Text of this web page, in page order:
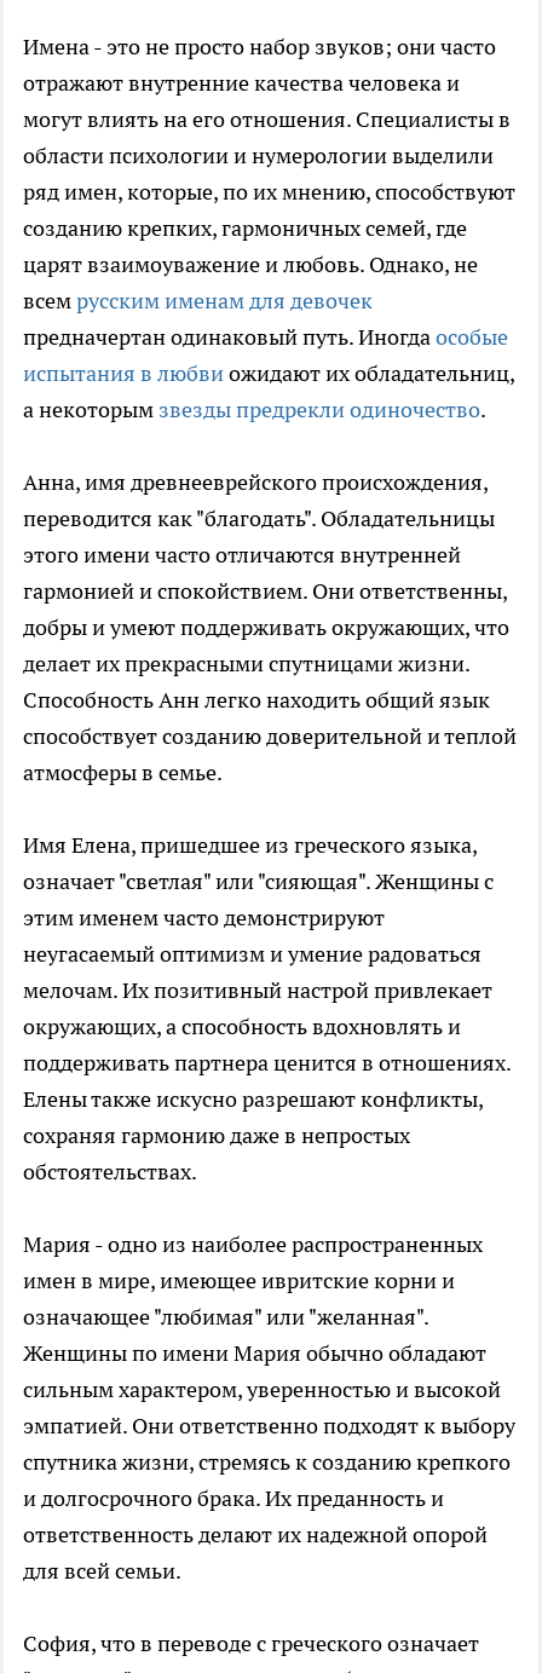
Имена - это не просто набор звуков; они часто
отражают внутренние качества человека и
могут влиять на его отношения. Специалисты в
области психологии и нумерологии выделили
ряд имен, которые, по их мнению, способствуют
созданию крепких, гармоничных семей, где
царят взаимоуважение и любовь. Однако, не
всемрусским именам для девочек
предначертан одинаковый путь. Иногдаособые
испытания в любвиожидают их обладательниц,
а некоторым звезды предрекли одиночество.
Анна, имя древнееврейского происхождения,
переводится как "благодать". Обладательницы
этого имени часто отличаются внутренней
гармонией и спокойствием. Они ответственны,
добры и умеют поддерживать окружающих, что
делает их прекрасными спутницами жизни.
Способность Анн легко находить общий язык
способствует созданию доверительной и теплой
атмосферы в семье.
Имя Елена, пришедшее из греческого языка,
означает "светлая" или "сияющая". Женщины с
этим именем часто демонстрируют
неугасаемый оптимизм и умение радоваться
мелочам. Их позитивный настрой привлекает
окружающих, а способность вдохновлять и
поддерживать партнера ценится в отношениях.
Елены также искусно разрешают конфликты,
сохраняя гармонию даже в непростых
обстоятельствах.
Мария - одно из наиболее распространенных
имен в мире, имеющее ивритские корни и
означающее "любимая" или "желанная".
Женщины по имени Мария обычно обладают
сильным характером, уверенностью и высокой
эмпатией. Они ответственно подходят к выбору
спутника жизни, стремясь к созданию крепкого
и долгосрочного брака. Их преданность и
ответственность делают их надежной опорой
для всей семьи.
София, что в переводе с греческого означает